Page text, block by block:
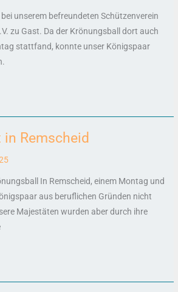
unserem befreundeten Schützenverein
zu Gast. Da der Krönungsball dort auch
stattfand, konnte unser Königspaar
Remscheid
In Remscheid, einem Montag und
aus beruflichen Gründen nicht
Majestäten wurden aber durch ihre